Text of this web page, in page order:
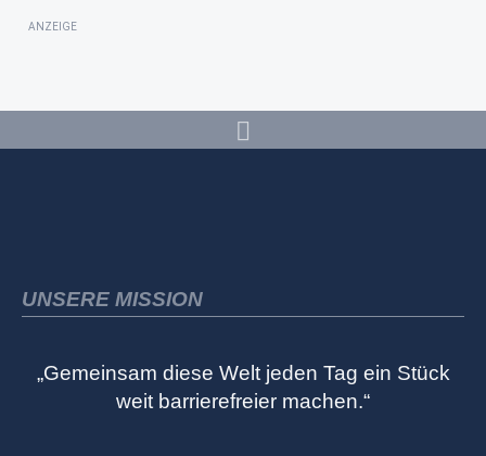
ANZEIGE
UNSERE MISSION
„Gemeinsam diese Welt jeden Tag ein Stück
weit barrierefreier machen.“